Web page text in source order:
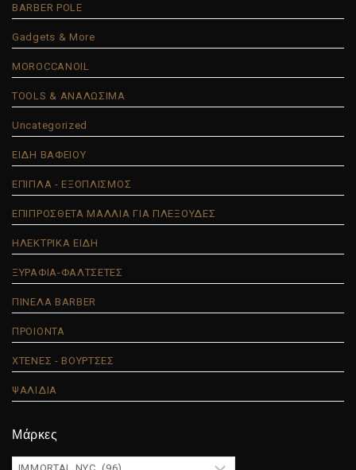
BARBER POLE
Gadgets & More
MOROCCANOIL
TOOLS & ΑΝΑΛΩΣΙΜΑ
Uncategorized
ΕΙΔΗ ΒΑΦΕΙΟΥ
ΕΠΙΠΛΑ - ΕΞΟΠΛΙΣΜΟΣ
ΕΠΙΠΡΟΣΘΕΤΑ ΜΑΛΛΙΑ ΓΙΑ ΠΛΕΞΟΥΔΕΣ
ΗΛΕΚΤΡΙΚΑ ΕΙΔΗ
ΞΥΡΑΦΙΑ-ΦΑΛΤΣΕΤΕΣ
ΠΙΝΕΛΑ BARBER
ΠΡΟΙΟΝΤΑ
ΧΤΕΝΕΣ - ΒΟΥΡΤΣΕΣ
ΨΑΛΙΔΙΑ
Μάρκες